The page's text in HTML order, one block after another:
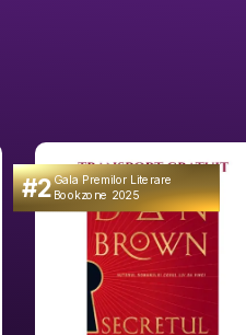
#2Gala Premilor Literare
Bookzone 2025